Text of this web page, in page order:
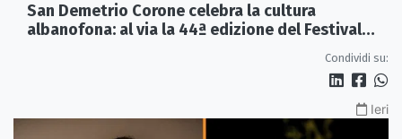
San Demetrio Corone celebra la cultura
albanofona: al via la 44ª edizione del Festival
Condividi su:
Ieri